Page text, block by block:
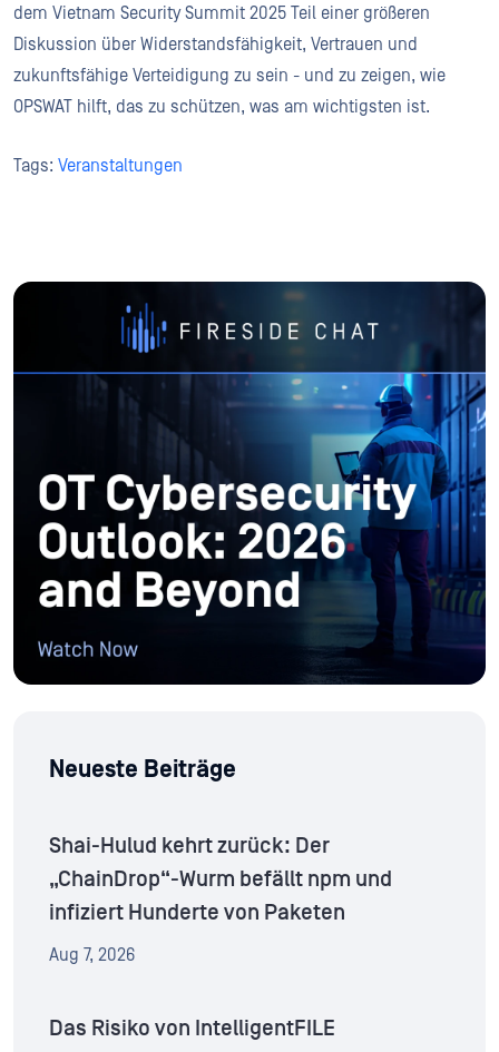
dem Vietnam Security Summit 2025 Teil einer größeren
Diskussion über Widerstandsfähigkeit, Vertrauen und
zukunftsfähige Verteidigung zu sein - und zu zeigen, wie
OPSWAT hilft, das zu schützen, was am wichtigsten ist.
Tags: Veranstaltungen
Neueste Beiträge
Shai-Hulud kehrt zurück: Der
„ChainDrop“-Wurm befällt npm und
infiziert Hunderte von Paketen
Aug 7, 2026
Das Risiko von IntelligentFILE